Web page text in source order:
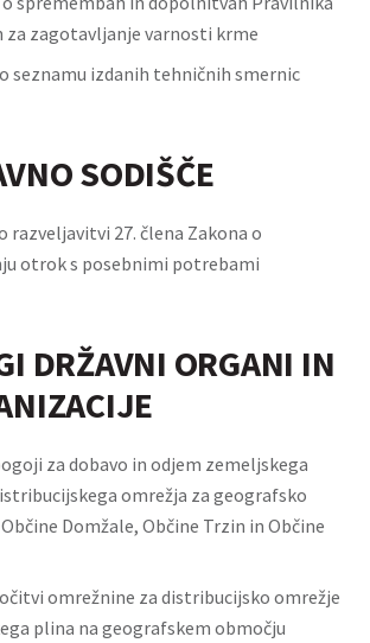
za zagotavljanje varnosti krme
seznamu izdanih tehničnih smernic
SODIŠČE
razveljavitvi 27. člena Zakona o
otrok s posebnimi potrebami
DRŽAVNI ORGANI IN
za dobavo in odjem zemeljskega
omrežja za geografsko
Domžale, Občine Trzin in Občine
omrežnine za distribucijsko omrežje
plina na geografskem območju